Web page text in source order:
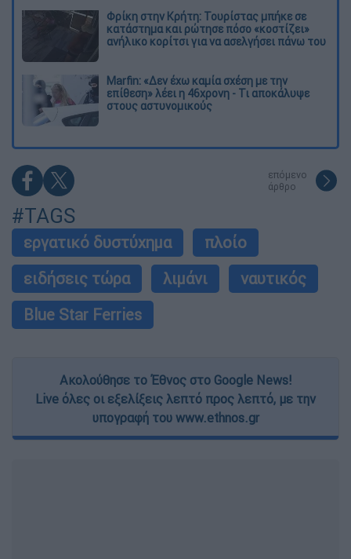
Φρίκη στην Κρήτη: Τουρίστας μπήκε σε
κατάστημα και ρώτησε πόσο «κοστίζει»
ανήλικο κορίτσι για να ασελγήσει πάνω του
Marfin: «Δεν έχω καμία σχέση με την
επίθεση» λέει η 46χρονη - Τι αποκάλυψε
στους αστυνομικούς
επόμενο
άρθρο
#TAGS
εργατικό δυστύχημα
πλοίο
ειδήσεις τώρα
λιμάνι
ναυτικός
Blue Star Ferries
Ακολούθησε το Έθνος στο Google News!
Live όλες οι εξελίξεις λεπτό προς λεπτό, με την
υπογραφή του www.ethnos.gr